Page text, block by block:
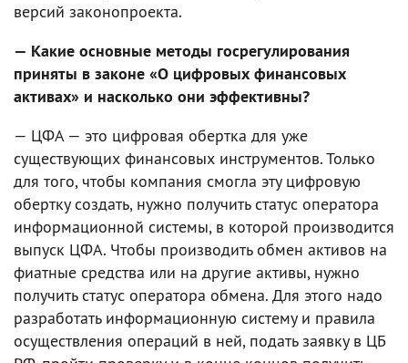
версий законопроекта.
— Какие основные методы госрегулирования
приняты в законе «О цифровых финансовых
активах» и насколько они эффективны?
— ЦФА — это цифровая обертка для уже
существующих финансовых инструментов. Только
для того, чтобы компания смогла эту цифровую
обертку создать, нужно получить статус оператора
информационной системы, в которой производится
выпуск ЦФА. Чтобы производить обмен активов на
фиатные средства или на другие активы, нужно
получить статус оператора обмена. Для этого надо
разработать информационную систему и правила
осуществления операций в ней, подать заявку в ЦБ